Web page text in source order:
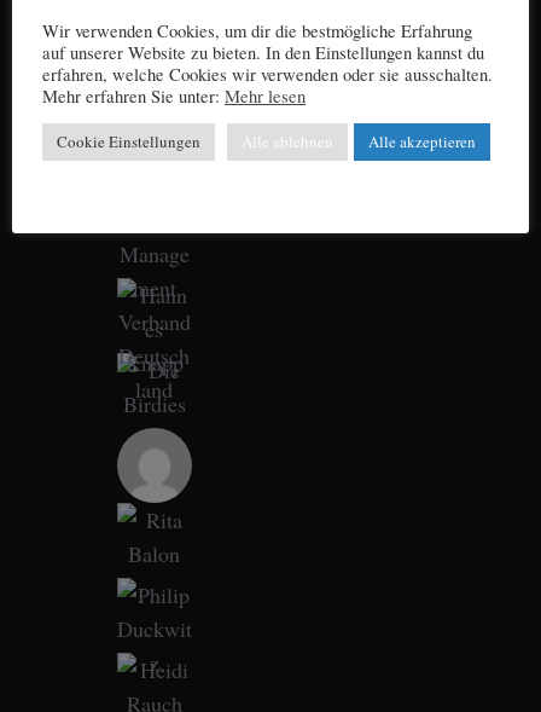
Wir verwenden Cookies, um dir die bestmögliche Erfahrung
auf unserer Website zu bieten. In den Einstellungen kannst du
erfahren, welche Cookies wir verwenden oder sie ausschalten.
Mehr erfahren Sie unter: Mehr lesen
Cookie Einstellungen Alle ablehnen Alle akzeptieren